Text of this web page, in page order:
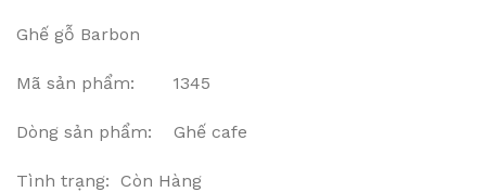
Ghế gỗ Barbon
Mã sản phẩm: 1345
Dòng sản phẩm: Ghế cafe
Tình trạng: Còn Hàng